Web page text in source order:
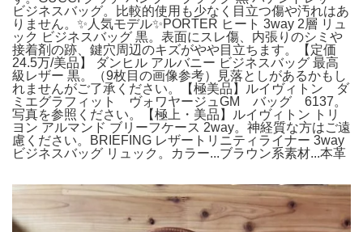
ビジネスバッグ。比較的使用も少なく目立つ傷や汚れはあ
りません。✨人気モデル✨PORTER ヒート 3way 2層 リュ
ック ビジネスバッグ 黒。表面にスレ傷、内張りのシミや
接着剤の跡、鍵穴周辺のキズがやや目立ちます。【定価
24.5万/美品】 ダンヒル アルバニー ビジネスバッグ 最高
級レザー 黒。（9枚目の画像参考）見落としがあるかもし
れませんがご了承ください。【極美品】ルイヴィトン ダ
ミエグラフィット ヴォワヤージュGM バッグ 6137。
写真を参照ください。【極上・美品】ルイヴィトン トリ
ヨン アルマンド ブリーフケース 2way。神経質な方はご遠
慮ください。BRIEFING レザートリニティライナー 3way
ビジネスバッグ リュック。カラー...ブラウン系素材...本革